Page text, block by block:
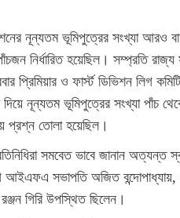
নূন্যতম ভূমিপুত্রের সংখ্যা আরও
নির্ধারিত হয়েছিল। সম্প্রতি
ও ফার্স্ট ডিভিশন লিগ কমিটির
নূন্যতম ভূমিপুত্রের সংখ্যা পাঁচ
প্রশ্ন তোলা হয়েছিল।
সমবেত ভাবে জানান অত্যন্ত
সভাপতি অজিত বন্দোপাধ্যায়,
গিরি উপস্থিত ছিলেন।